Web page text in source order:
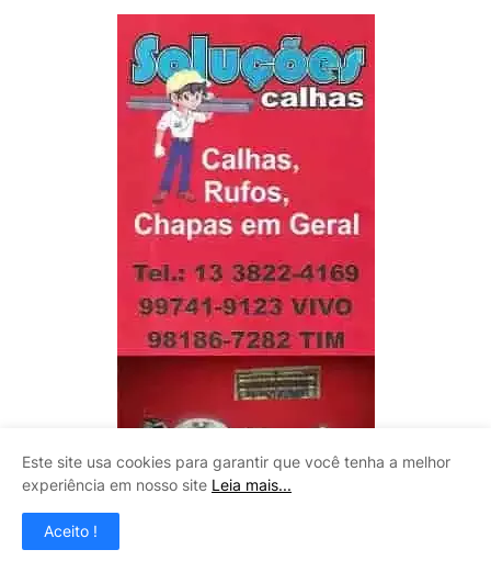
Este site usa cookies para garantir que você tenha a melhor
experiência em nosso site Leia mais...
Aceito !